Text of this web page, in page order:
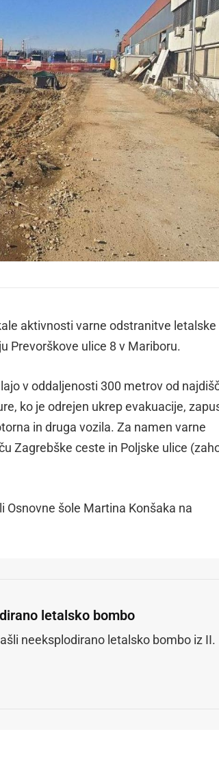
aktivnosti varne odstranitve letalske
Prevorškove ulice 8 v Mariboru.
v oddaljenosti 300 metrov od
ko je odrejen ukrep evakuacije,
in druga vozila. Za namen varne
Zagrebške ceste in Poljske ulice
Osnovne šole Martina Konšaka na
letalsko bombo
neeksplodirano letalsko bombo iz II.